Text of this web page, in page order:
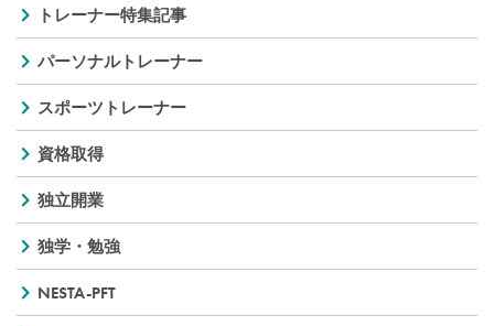
トレーナー特集記事
パーソナルトレーナー
スポーツトレーナー
資格取得
独立開業
独学・勉強
NESTA-PFT